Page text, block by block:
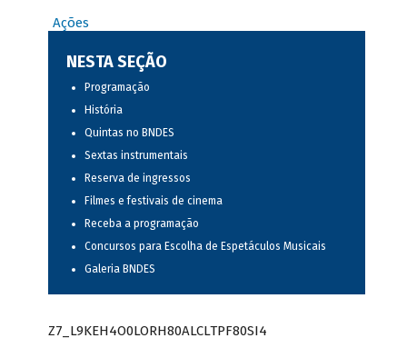
Ações
NESTA SEÇÃO
Programação
História
Quintas no BNDES
Sextas instrumentais
Reserva de ingressos
Filmes e festivais de cinema
Receba a programação
Concursos para Escolha de Espetáculos Musicais
Galeria BNDES
Z7_L9KEH4O0LORH80ALCLTPF80SI4